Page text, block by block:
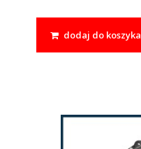
dodaj do koszyka